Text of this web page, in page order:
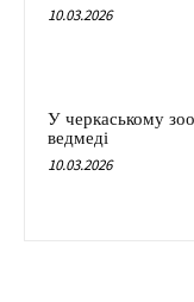
10.03.2026
У черкаському
ведмеді
10.03.2026